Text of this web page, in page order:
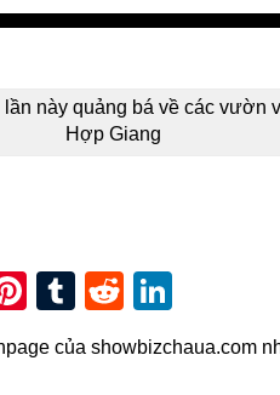
này quảng bá về các vườn
Hợp Giang
Pinterest
TumblrReddit
của showbizchaua.com